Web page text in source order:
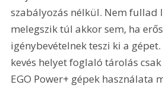
szabályozás nélkül. Nem fullad
melegszik túl akkor sem, ha
igénybevételnek teszi ki a gépet.
kevés helyet foglaló tárolás
EGO Power+ gépek használata